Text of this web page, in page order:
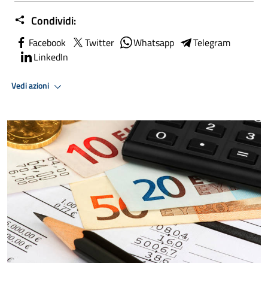
Condividi:
Facebook Twitter Whatsapp
Telegram
LinkedIn
Vedi azioni